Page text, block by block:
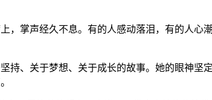
掌声经久不息。有的人感动落泪，有的人心
、关于梦想、关于成长的故事。她的眼神坚